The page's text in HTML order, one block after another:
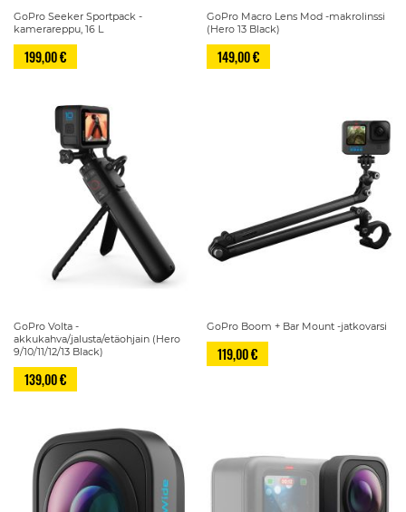
GoPro Seeker Sportpack -
kamerareppu, 16 L
199,00 €
GoPro Macro Lens Mod -makrolinssi
(Hero 13 Black)
149,00 €
GoPro Volta -
akkukahva/jalusta/etäohjain (Hero
9/10/11/12/13 Black)
139,00 €
GoPro Boom + Bar Mount -jatkovarsi
119,00 €